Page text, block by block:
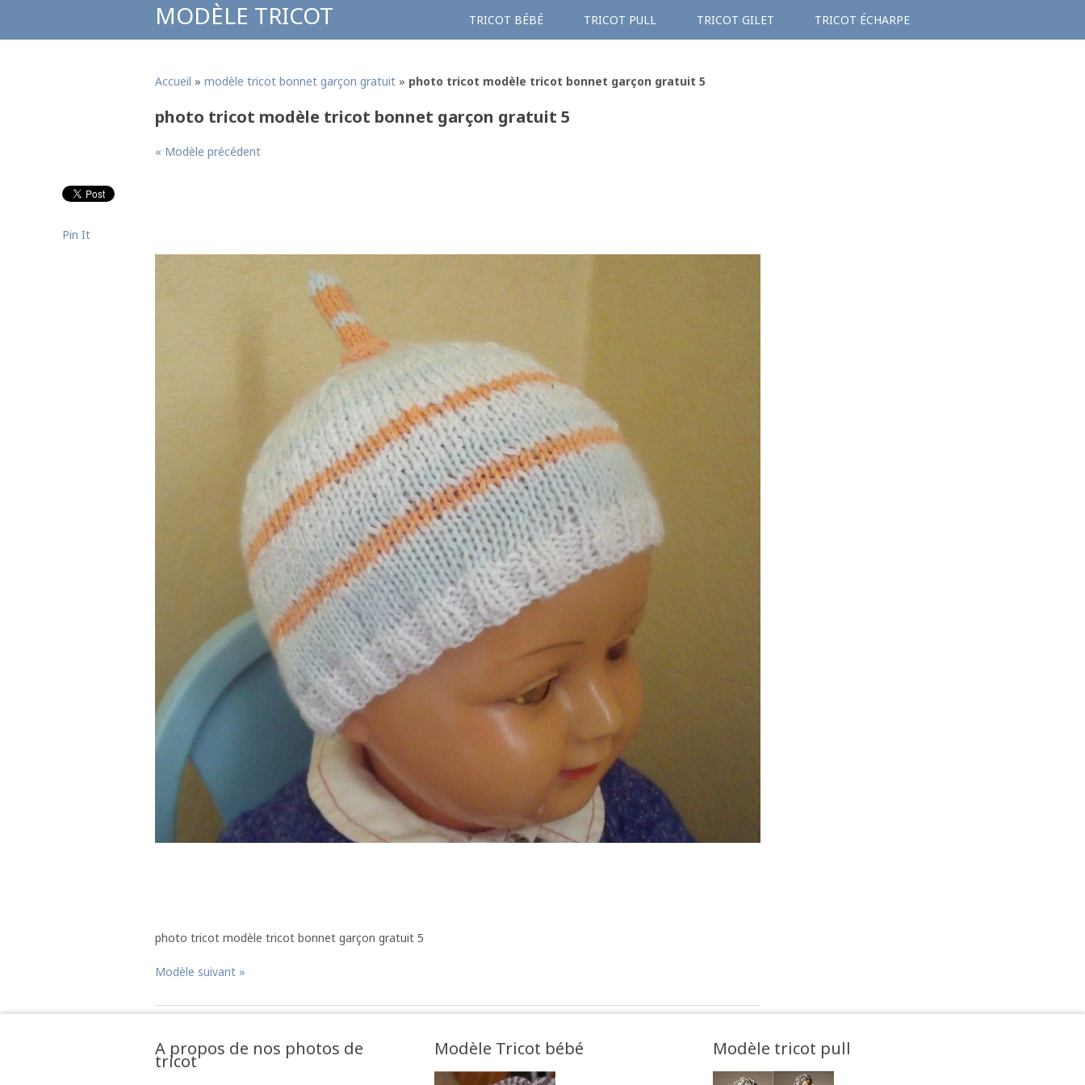
MODÈLE TRICOT TRICOT BÉBÉ TRICOT PULL TRICOT GILET TRICOT ÉCHARPE
Accueil » modèle tricot bonnet garçon gratuit » photo tricot modèle tricot bonnet garçon gratuit 5
photo tricot modèle tricot bonnet garçon gratuit 5
« Modèle précédent
photo tricot modèle tricot bonnet garçon gratuit 5
Modèle suivant »
Pin It
A propos de nos photos de
tricot
Modèle Tricot bébé Modèle tricot pull